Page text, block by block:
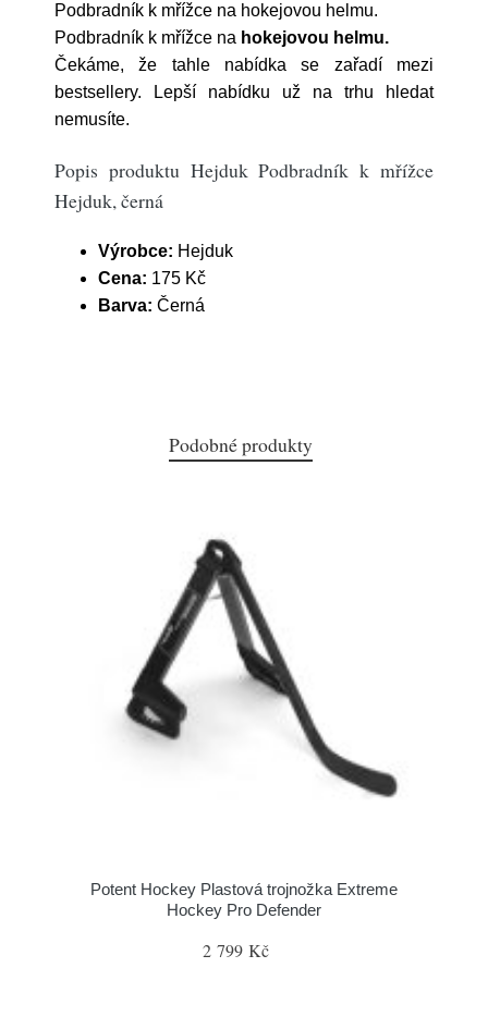
Podbradník k mřížce na hokejovou helmu.
Podbradník k mřížce na hokejovou helmu.
Čekáme, že tahle nabídka se zařadí mezi
bestsellery. Lepší nabídku už na trhu hledat
nemusíte.
Popis produktu Hejduk Podbradník k mřížce
Hejduk, černá
Výrobce: Hejduk
Cena: 175 Kč
Barva: Černá
Podobné produkty
Potent Hockey Plastová trojnožka Extreme
Hockey Pro Defender
2 799 Kč